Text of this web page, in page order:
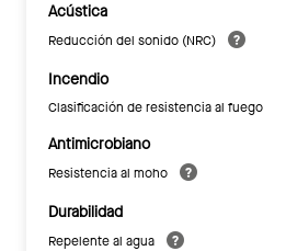
Acústica
Reducción del sonido (NRC)
Incendio
Clasificación de resistencia al fuego
Antimicrobiano
Resistencia al moho
Durabilidad
Repelente al agua